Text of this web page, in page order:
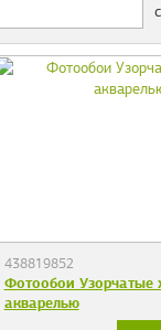
438819852
Фотообои Узорчатые
акварелью